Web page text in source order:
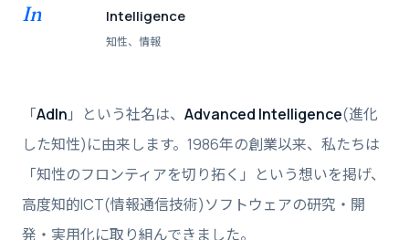
In Intelligence
知性、情報
「AdIn 」という社名は、 Advanced Intelligence(進化
した知性)に由来します。1986年の創業以来、私たちは
「知性のフロンティアを切り拓く」という想いを掲げ、
高度知的ICT(情報通信技術)ソフトウェアの研究・開
発・実用化に取り組んできました。